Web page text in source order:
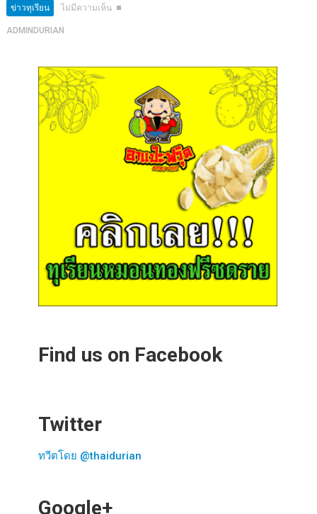
ข่าวทุเรียน ไม่มีความเห็น
ADMINDURIAN
Find us on Facebook
Twitter
ทวีตโดย @thaidurian
Google+